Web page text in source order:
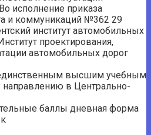
исполнение приказа
и коммуникаций №362 29
институт автомобильных
проектирования,
автомобильных дорог
единственным высшим учебным
в Центрально-
баллы дневная форма